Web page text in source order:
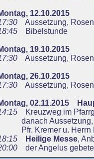
12.10.2015
Aussetzung,
Bibelstunde
19.10.2015
Aussetzung,
26.10.2015
Aussetzung,
02.11.2015
Kreuzweg im
danach Aussetzung,
Pfr. Kremer u. Herrn
Heilige Messe,
der Angelus